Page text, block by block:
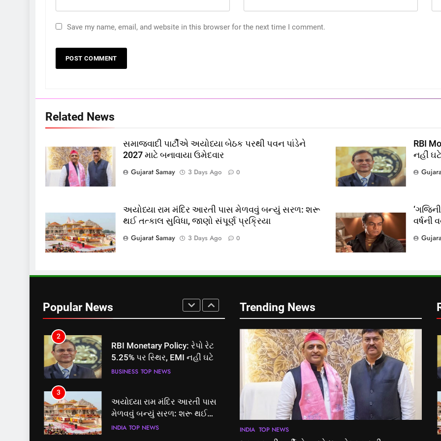
Save my name, email, and website in this browser for the next time I comment.
Related News
સમાજવાદી પાર્ટીએ અયોધ્યા બેઠક પરથી પવન પાંડેને
2027 માટે બનાવાયા ઉમેદવાર
Gujarat Samay
3 Days Ago 0
RBI
નહીં ઘટે
અયોધ્યા રામ મંદિર આરતી પાસ મેળવવું બન્યું સરળ: શરૂ
થઈ તત્કાલ સુવિધા, જાણો સંપૂર્ણ પ્રક્રિયા
Gujarat Samay
3 Days Ago 0
વર્ષની
Popular News
6
પાસપોર્ટ વેરિફિકેશન માટે હવે
મુક્તિ,ગુજરાતમાં વેરિફિકેશન
પ્રક્રિયા બની સરળ
GUJARAT TOP NEWS
7
રાજ્યસભામાં ‘જન્મ અને મૃત્યુ
નોંધણી બિલ2026’ ધ્વનિમતથી
TOP NEWS
8
શું તમારું મધ કે ઘી ખરેખર શુદ્ધ છે?
FSSAIએ ડાબરના દાવાઓની પોલ
બેઠક પરથી પવન પાંડેને 2027
માટે બનાવાયા ઉમેદવાર
2
RBI Monetary Policy: રેપો રેટ
5.25% પર સ્થિર, EMI નહીં ઘટે
BUSINESS TOP NEWS
3
અયોધ્યા રામ મંદિર આરતી પાસ
મેળવવું બન્યું સરળ: શરૂ થઈ
તત્કાલ સુવિધા, જાણો સંપૂર્ણ
INDIA TOP NEWS
Trending News
INDIA TOP NEWS